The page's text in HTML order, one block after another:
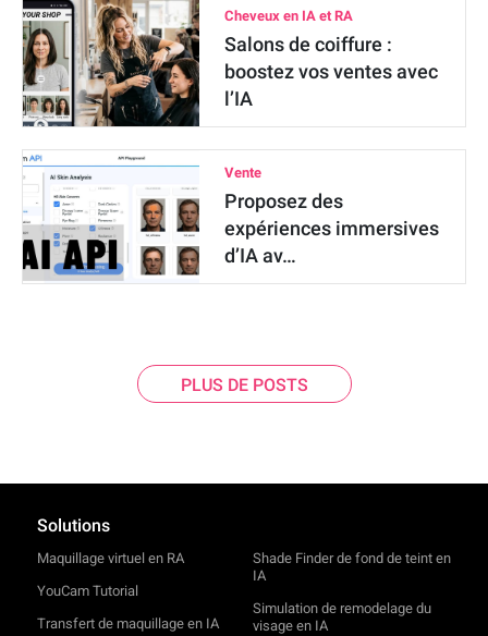
Cheveux en IA et RA
Salons de coiffure :
boostez vos ventes avec
l’IA
Vente
Proposez des
expériences immersives
d’IA av…
PLUS DE POSTS
Solutions
Maquillage virtuel en RA
YouCam Tutorial
Transfert de maquillage en IA
Shade Finder de fond de teint en
IA
Simulation de remodelage du
visage en IA